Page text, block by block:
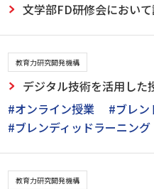
文学部FD研修会におい
教育力研究開発機構
デジタル技術を活用した
#オンライン授業
#ブレン
#ブレンディッドラーニング
教育力研究開発機構